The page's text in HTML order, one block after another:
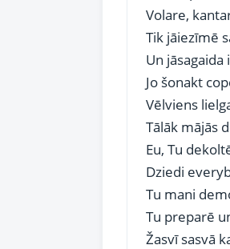
Volare,
Tik jāiezīmē
Un jāsagaida
Jo šonakt
Vēlviens
Tālāk mājās
Eu, Tu
Dziedi
Tu mani
Tu preparē
Žasvī sasvā